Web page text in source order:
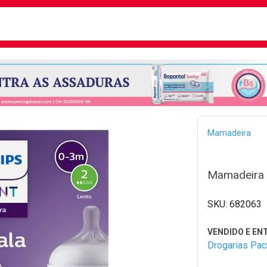
Mamadeira
682063
Drogarias